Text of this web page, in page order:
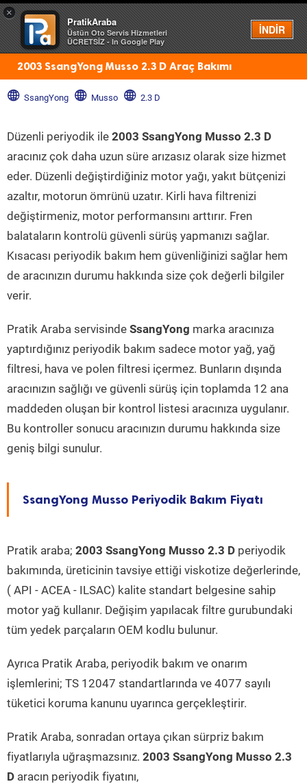
×
PratikAraba
Üstün Oto Servis Hizmetleri
ÜCRETSİZ - In Google Play
İNDİR
Menü
2003 SsangYong Musso 2.3 D Araç Bakımı
SsangYong Musso 2.3 D
Düzenli periyodik ile 2003 SsangYong Musso 2.3 D
aracınız çok daha uzun süre arızasız olarak size hizmet
eder. Düzenli değiştirdiğiniz motor yağı, yakıt bütçenizi
azaltır, motorun ömrünü uzatır. Kirli hava filtrenizi
değiştirmeniz, motor performansını arttırır. Fren
balataların kontrolü güvenli sürüş yapmanızı sağlar.
Kısacası periyodik bakım hem güvenliğinizi sağlar hem
de aracınızın durumu hakkında size çok değerli bilgiler
verir.
Pratik Araba servisinde SsangYong marka aracınıza
yaptırdığınız periyodik bakım sadece motor yağ, yağ
filtresi, hava ve polen filtresi içermez. Bunların dışında
aracınızın sağlığı ve güvenli sürüş için toplamda 12 ana
maddeden oluşan bir kontrol listesi aracınıza uygulanır.
Bu kontroller sonucu aracınızın durumu hakkında size
geniş bilgi sunulur.
SsangYong Musso Periyodik Bakım Fiyatı
Pratik araba; 2003 SsangYong Musso 2.3 D periyodik
bakımında, üreticinin tavsiye ettiği viskotize değerlerinde,
( API - ACEA - ILSAC) kalite standart belgesine sahip
motor yağ kullanır. Değişim yapılacak filtre gurubundaki
tüm yedek parçaların OEM kodlu bulunur.
Ayrıca Pratik Araba, periyodik bakım ve onarım
işlemlerini; TS 12047 standartlarında ve 4077 sayılı
tüketici koruma kanunu uyarınca gerçekleştirir.
Pratik Araba, sonradan ortaya çıkan sürpriz bakım
fiyatlarıyla uğraşmazsınız. 2003 SsangYong Musso 2.3
D aracın periyodik fiyatını,